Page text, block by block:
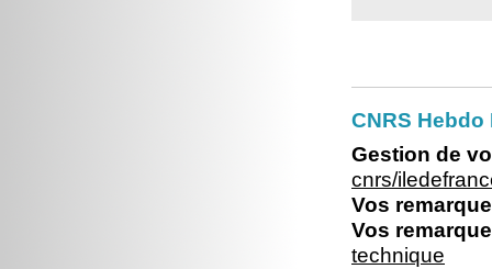
CNRS
Gestion de
cnrs/
Vos
Vos
technique